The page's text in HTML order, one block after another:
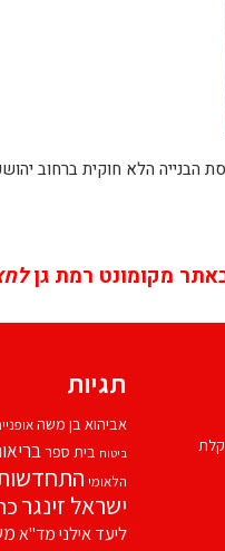
הבנייה הלא חוקית ברחוב
מקומונט רמת גן
תגיות
אביהוא בן משה
ביטוח בית ספר
הלאומי התחדשות
ישראל זינגר
ליעד אילנימד''א